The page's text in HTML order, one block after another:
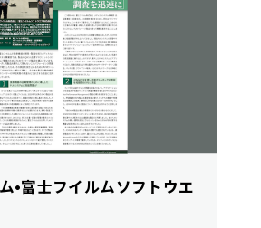
•富士フイルムソフトウエ